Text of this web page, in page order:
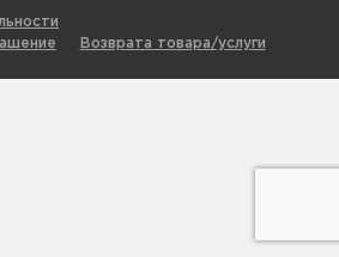
Возврата товара/услуги